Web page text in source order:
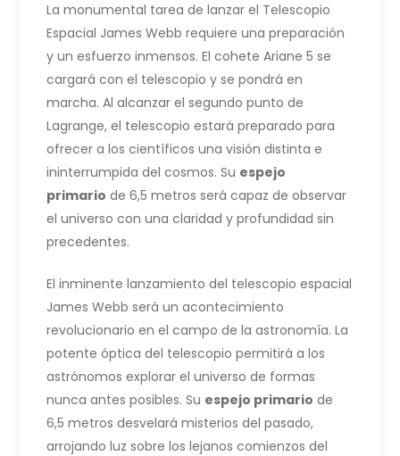
La monumental tarea de lanzar el Telescopio
Espacial James Webb requiere una preparación
y un esfuerzo inmensos. El cohete Ariane 5 se
cargará con el telescopio y se pondrá en
marcha. Al alcanzar el segundo punto de
Lagrange, el telescopio estará preparado para
ofrecer a los científicos una visión distinta e
ininterrumpida del cosmos. Su espejo
primario de 6,5 metros será capaz de observar
el universo con una claridad y profundidad sin
precedentes.
El inminente lanzamiento del telescopio espacial
James Webb será un acontecimiento
revolucionario en el campo de la astronomía. La
potente óptica del telescopio permitirá a los
astrónomos explorar el universo de formas
nunca antes posibles. Su espejo primario de
6,5 metros desvelará misterios del pasado,
arrojando luz sobre los lejanos comienzos del